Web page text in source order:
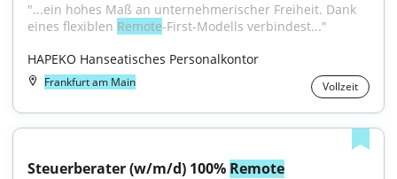
"...ein hohes Maß an unternehmerischer Freiheit. Dank
eines flexiblen Remote-First-Modells verbindest..."
HAPEKO Hanseatisches Personalkontor
Frankfurt am Main Vollzeit
Steuerberater (w/m/d) 100% Remote